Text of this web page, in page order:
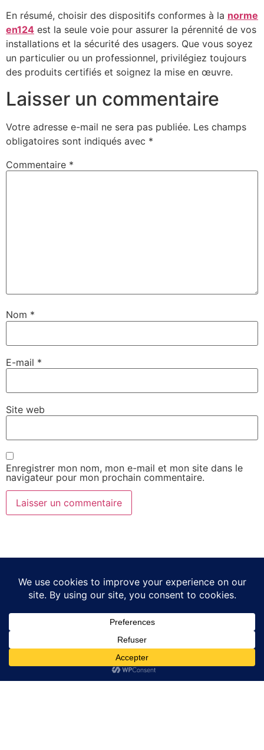
En résumé, choisir des dispositifs conformes à la norme
en124 est la seule voie pour assurer la pérennité de vos
installations et la sécurité des usagers. Que vous soyez
un particulier ou un professionnel, privilégiez toujours
des produits certifiés et soignez la mise en œuvre.
Laisser un commentaire
Votre adresse e-mail ne sera pas publiée. Les champs
obligatoires sont indiqués avec *
Commentaire *
Nom *
E-mail *
Site web
Enregistrer mon nom, mon e-mail et mon site dans le
navigateur pour mon prochain commentaire.
Liens Utiles
GRILLES ACIER
Politique de confidentialité
Contact
contact@couvercleacier.fr